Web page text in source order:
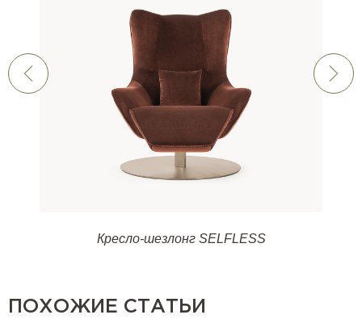
Кресло-шезлонг SELFLESS
ПОХОЖИЕ СТАТЬИ